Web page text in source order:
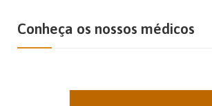
Conheça os nossos médicos